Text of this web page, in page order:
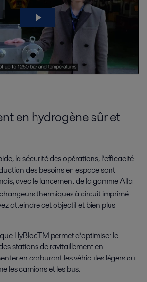
en hydrogène sûr et
la sécurité des opérations, l’efficacité
des besoins en espace sont
avec le lancement de la gamme Alfa
thermiques à circuit imprimé
atteindre cet objectif et bien plus
HyBlocTM permet d’optimiser le
stations de ravitaillement en
en carburant les véhicules légers ou
les camions et les bus.